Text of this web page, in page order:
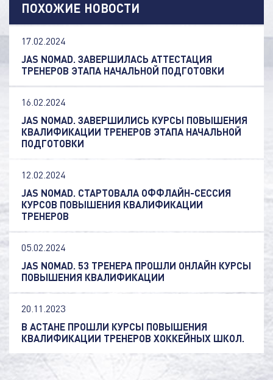
ПОХОЖИЕ НОВОСТИ
17.02.2024
JAS NOMAD. ЗАВЕРШИЛАСЬ АТТЕСТАЦИЯ
ТРЕНЕРОВ ЭТАПА НАЧАЛЬНОЙ ПОДГОТОВКИ
16.02.2024
JAS NOMAD. ЗАВЕРШИЛИСЬ КУРСЫ ПОВЫШЕНИЯ
КВАЛИФИКАЦИИ ТРЕНЕРОВ ЭТАПА НАЧАЛЬНОЙ
ПОДГОТОВКИ
12.02.2024
JAS NOMAD. СТАРТОВАЛА ОФФЛАЙН-СЕССИЯ
КУРСОВ ПОВЫШЕНИЯ КВАЛИФИКАЦИИ
ТРЕНЕРОВ
05.02.2024
JAS NOMAD. 53 ТРЕНЕРА ПРОШЛИ ОНЛАЙН КУРСЫ
ПОВЫШЕНИЯ КВАЛИФИКАЦИИ
20.11.2023
В АСТАНЕ ПРОШЛИ КУРСЫ ПОВЫШЕНИЯ
КВАЛИФИКАЦИИ ТРЕНЕРОВ ХОККЕЙНЫХ ШКОЛ.